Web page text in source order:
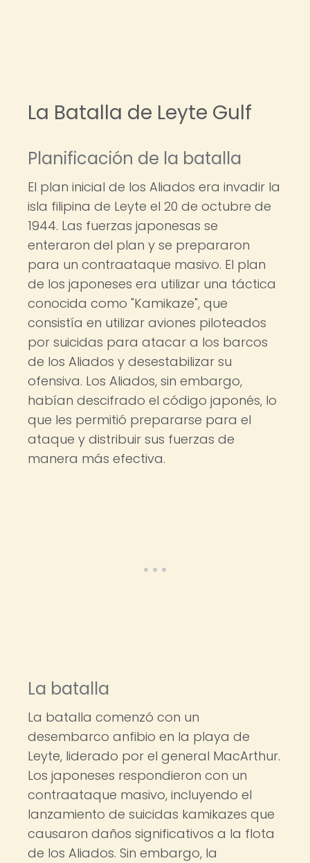
La Batalla de Leyte Gulf
Planificación de la batalla
El plan inicial de los Aliados era invadir la
isla filipina de Leyte el 20 de octubre de
1944. Las fuerzas japonesas se
enteraron del plan y se prepararon
para un contraataque masivo. El plan
de los japoneses era utilizar una táctica
conocida como "Kamikaze", que
consistía en utilizar aviones piloteados
por suicidas para atacar a los barcos
de los Aliados y desestabilizar su
ofensiva. Los Aliados, sin embargo,
habían descifrado el código japonés, lo
que les permitió prepararse para el
ataque y distribuir sus fuerzas de
manera más efectiva.
La batalla
La batalla comenzó con un
desembarco anfibio en la playa de
Leyte, liderado por el general MacArthur.
Los japoneses respondieron con un
contraataque masivo, incluyendo el
lanzamiento de suicidas kamikazes que
causaron daños significativos a la flota
de los Aliados. Sin embargo, la